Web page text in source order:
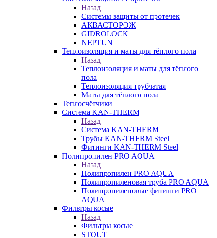
Назад
Системы защиты от протечек
АКВАСТОРОЖ
GIDROLOCK
NEPTUN
Теплоизоляция и маты для тёплого пола
Назад
Теплоизоляция и маты для тёплого
пола
Теплоизоляция трубчатая
Маты для тёплого пола
Теплосчётчики
Система KAN-THERM
Назад
Система KAN-THERM
Трубы KAN-THERM Steel
Фитинги KAN-THERM Steel
Полипропилен PRO AQUA
Назад
Полипропилен PRO AQUA
Полипропиленовая труба PRO AQUA
Полипропиленовые фитинги PRO
AQUA
Фильтры косые
Назад
Фильтры косые
STOUT